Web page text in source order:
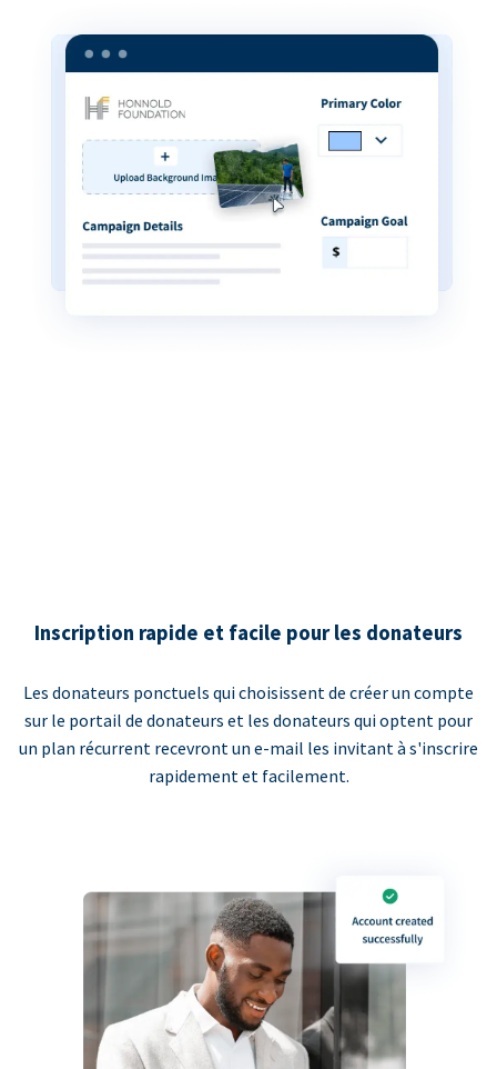
Inscription rapide et facile pour les donateurs
Les donateurs ponctuels qui choisissent de créer un compte
sur le portail de donateurs et les donateurs qui optent pour
un plan récurrent recevront un e-mail les invitant à s'inscrire
rapidement et facilement.